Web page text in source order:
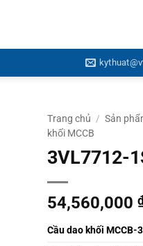
Trang chủ / Sản
khối MCCB
3VL7712-
54,560,000
Cầu dao khối